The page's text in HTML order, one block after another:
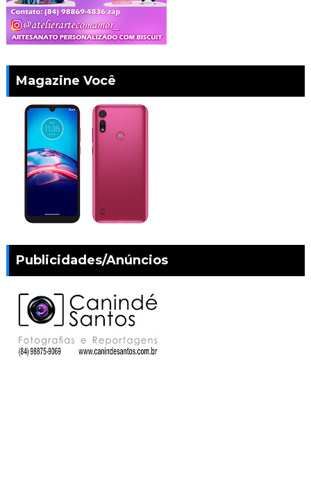
Magazine Você
Publicidades/Anúncios